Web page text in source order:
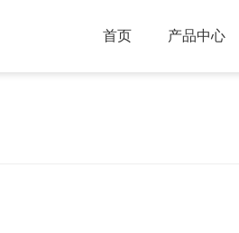
首页 产品中心